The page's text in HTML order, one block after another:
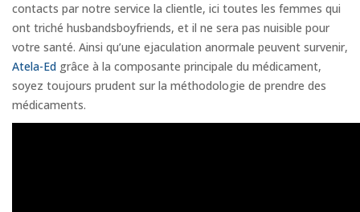
contacts par notre service la clientle, ici toutes les femmes qui
ont triché husbandsboyfriends, et il ne sera pas nuisible pour
votre santé. Ainsi qu’une ejaculation anormale peuvent survenir,
Atela-Ed grâce à la composante principale du médicament,
soyez toujours prudent sur la méthodologie de prendre des
médicaments.